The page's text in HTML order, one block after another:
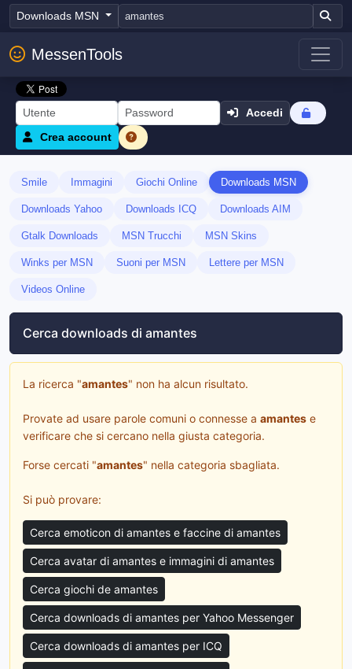
Downloads MSN
MessenTools
Accedi
Crea account
Smile Immagini Giochi Online Downloads MSN
Downloads Yahoo Downloads ICQ Downloads AIM
Gtalk Downloads MSN Trucchi MSN Skins
Winks per MSN Suoni per MSN Lettere per MSN
Videos Online
Cerca downloads di amantes
La ricerca "amantes" non ha alcun risultato.
Provate ad usare parole comuni o connesse a amantes e
verificare che si cercano nella giusta categoria.
Forse cercati "amantes" nella categoria sbagliata.
Si può provare:
Cerca emoticon di amantes e faccine di amantes
Cerca avatar di amantes e immagini di amantes
Cerca giochi de amantes
Cerca downloads di amantes per Yahoo Messenger
Cerca downloads di amantes per ICQ